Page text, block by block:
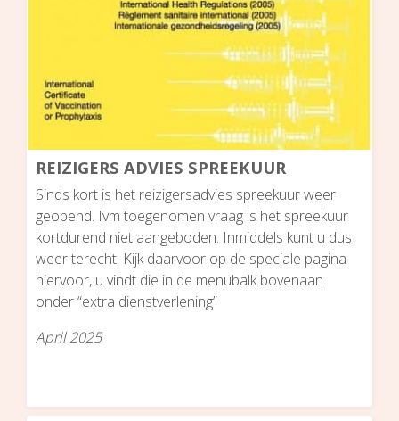
REIZIGERS ADVIES SPREEKUUR
Sinds kort is het reizigersadvies spreekuur weer
geopend. Ivm toegenomen vraag is het spreekuur
kortdurend niet aangeboden. Inmiddels kunt u dus
weer terecht. Kijk daarvoor op de speciale pagina
hiervoor, u vindt die in de menubalk bovenaan
onder “extra dienstverlening”
April 2025